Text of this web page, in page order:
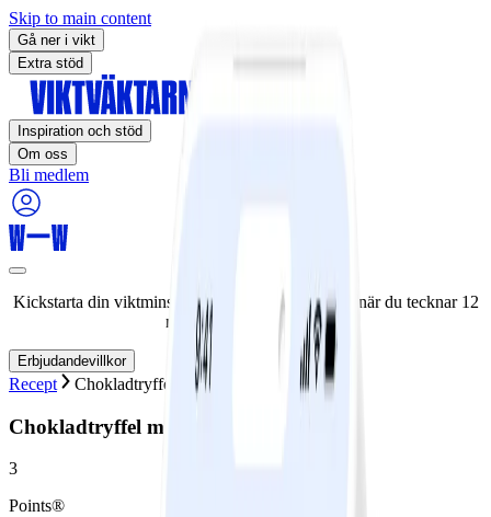
Skip to main content
Gå ner i vikt
Extra stöd
Inspiration och stöd
Om oss
Bli medlem
Kickstarta din viktminskningsresa nu! Spara 50% när du tecknar 12
månaders medlemskap.
Erbjudandevillkor
Recept Chokladtryffel med crunch
Chokladtryffel med crunch
3
Points®